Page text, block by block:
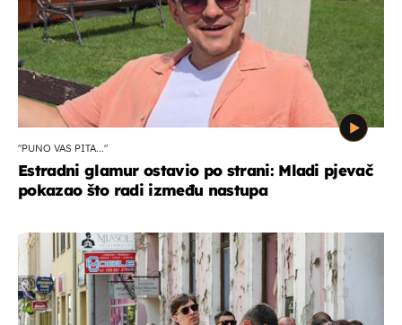
"PUNO VAS PITA..."
Estradni glamur ostavio po strani: Mladi pjevač
pokazao što radi između nastupa